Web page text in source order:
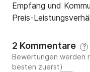
Empfang und
Preis-
2 Kommentare ?
Bewertungen werden
besten zuerst)